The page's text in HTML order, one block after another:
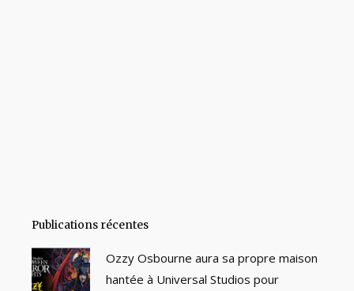
Publications récentes
Ozzy Osbourne aura sa propre maison
hantée à Universal Studios pour